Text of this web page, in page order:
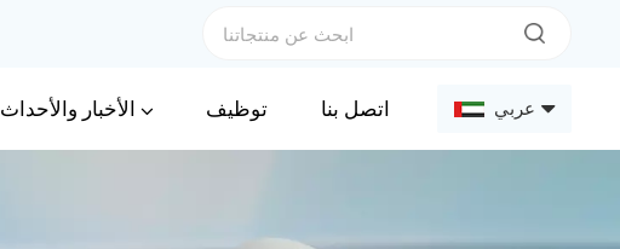
الأخبار والأحداث توظيف اتصل بنا عربي